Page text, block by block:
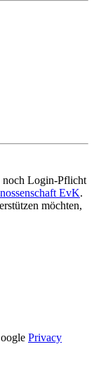
noch Login-Pflicht
EvK.
möchten,
Privacy